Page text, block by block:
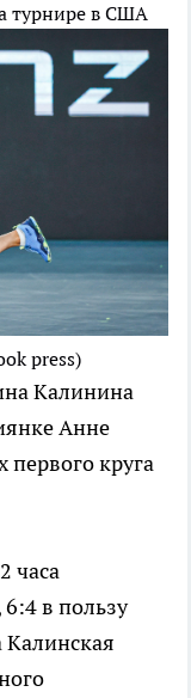
турнире в США
press)
Калинина
Анне
первого круга
часа
в пользу